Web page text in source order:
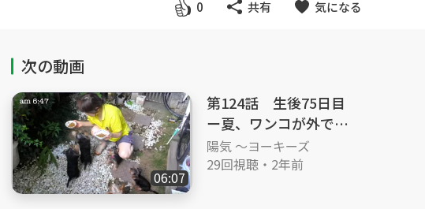
dad #breakfast #sibling quarrel
0 共有 気になる
次の動画
06:07
第124話 生後75日目
ー夏、ワンコが外で遊
べるのは早朝だけー.
陽気 ～ヨーキーズ
29回視聴・ 2年前